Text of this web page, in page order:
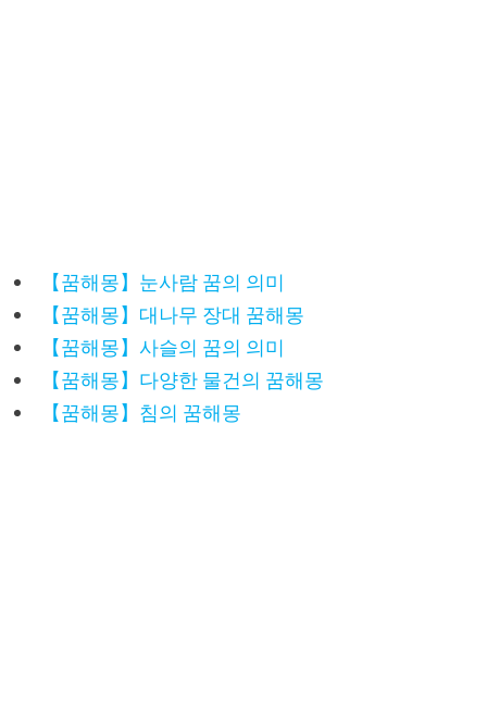
【꿈해몽】눈사람 꿈의 의미
【꿈해몽】대나무 장대 꿈해몽
【꿈해몽】사슬의 꿈의 의미
【꿈해몽】다양한 물건의 꿈해몽
【꿈해몽】침의 꿈해몽